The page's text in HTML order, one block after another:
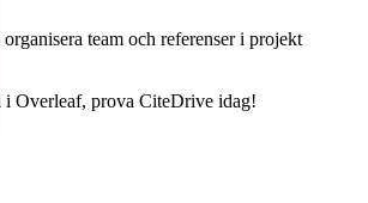
team och referenser i projekt
i Overleaf, prova CiteDrive idag!